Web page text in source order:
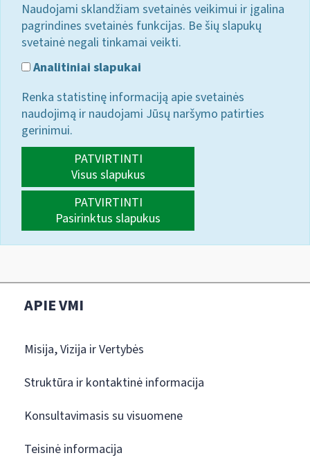
Naudojami sklandžiam svetainės veikimui ir įgalina
pagrindines svetainės funkcijas. Be šių slapukų
svetainė negali tinkamai veikti.
Analitiniai slapukai
Renka statistinę informaciją apie svetainės
naudojimą ir naudojami Jūsų naršymo patirties
gerinimui.
PATVIRTINTI
Visus slapukus
PATVIRTINTI
Pasirinktus slapukus
APIE VMI
Misija, Vizija ir Vertybės
Struktūra ir kontaktinė informacija
Konsultavimasis su visuomene
Teisinė informacija